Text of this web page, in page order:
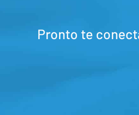
Pronto te